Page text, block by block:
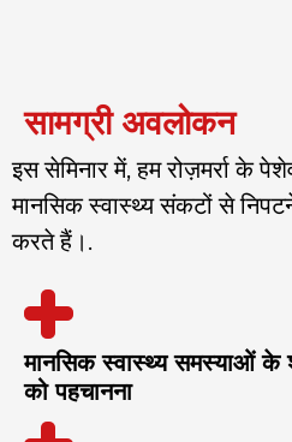
सामग्री अवलोकन
इस सेमिनार में, हम रोज़मर्रा के
मानसिक स्वास्थ्य संकटों से
करते हैं।.
मानसिक स्वास्थ्य समस्याओं
को पहचानना